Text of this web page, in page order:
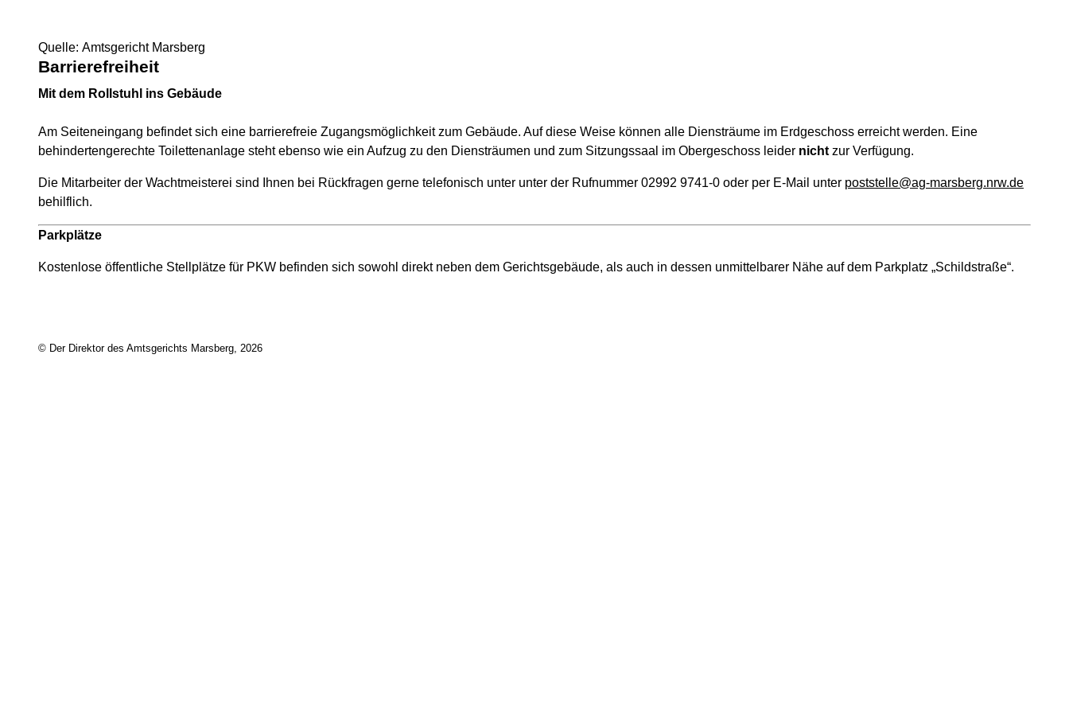
Quelle: Amtsgericht Marsberg
Barrierefreiheit
Mit dem Rollstuhl ins Gebäude
Am Seiteneingang befindet sich eine barrierefreie Zugangsmöglichkeit zum Gebäude. Auf diese Weise können alle Diensträume im Erdgeschoss erreicht werden. Eine
behindertengerechte Toilettenanlage steht ebenso wie ein Aufzug zu den Diensträumen und zum Sitzungssaal im Obergeschoss leider nicht zur Verfügung.
Die Mitarbeiter der Wachtmeisterei sind Ihnen bei Rückfragen gerne telefonisch unter unter der Rufnummer 02992 9741-0 oder per E-Mail unter poststelle@ag-marsberg.nrw.de
behilflich.
Parkplätze
Kostenlose öffentliche Stellplätze für PKW befinden sich sowohl direkt neben dem Gerichtsgebäude, als auch in dessen unmittelbarer Nähe auf dem Parkplatz „Schildstraße“.
© Der Direktor des Amtsgerichts Marsberg, 2026